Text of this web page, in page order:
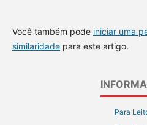
Você também pode iniciar uma
similaridadepara este artigo.
Para